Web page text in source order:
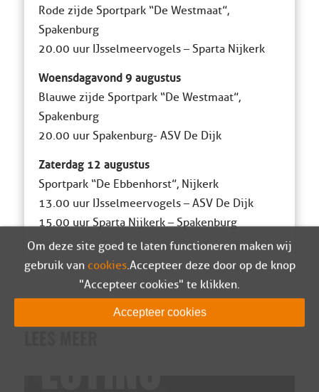
Rode zijde Sportpark “De Westmaat”,
Spakenburg
20.00 uur IJsselmeervogels – Sparta Nijkerk
Woensdagavond 9 augustus
Blauwe zijde Sportpark “De Westmaat”,
Spakenburg
20.00 uur Spakenburg- ASV De Dijk
Zaterdag 12 augustus
Sportpark “De Ebbenhorst”, Nijkerk
13.00 uur IJsselmeervogels – ASV De Dijk
15.00 uur Sparta Nijkerk – Spakenburg
Om deze site goed te laten functioneren maken wij
gebruik van cookies. Accepteer deze door op de knop
"Accepteer cookies" te klikken.
Accepteer cookies